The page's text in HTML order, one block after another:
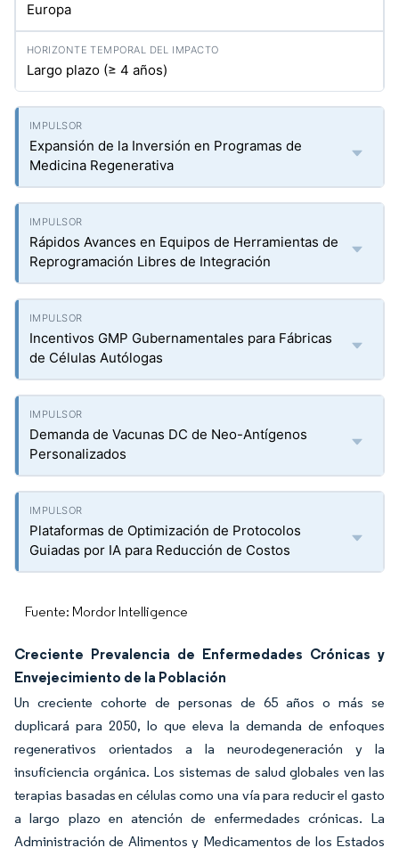
Europa
Largo plazo (≥ 4 años)
Expansión de la Inversión en Programas de
Medicina Regenerativa
Rápidos Avances en Equipos de Herramientas de
Reprogramación Libres de Integración
Incentivos GMP Gubernamentales para Fábricas
de Células Autólogas
Demanda de Vacunas DC de Neo-Antígenos
Personalizados
Plataformas de Optimización de Protocolos
Guiadas por IA para Reducción de Costos
Fuente: Mordor Intelligence
Creciente Prevalencia de Enfermedades Crónicas y
Envejecimiento de la Población
Un creciente cohorte de personas de 65 años o más se
duplicará para 2050, lo que eleva la demanda de enfoques
regenerativos orientados a la neurodegeneración y la
insuficiencia orgánica. Los sistemas de salud globales ven las
terapias basadas en células como una vía para reducir el gasto
a largo plazo en atención de enfermedades crónicas. La
Administración de Alimentos y Medicamentos de los Estados